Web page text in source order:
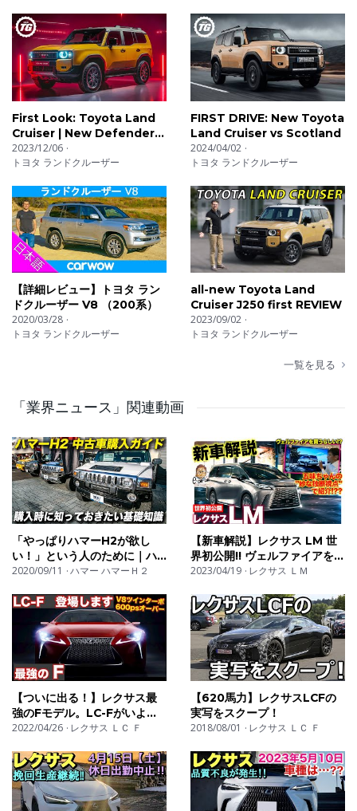
📩 コメントも大歓迎！皆さんのご意見・ご感想をぜひお
聞かせください！
📅 新作動画は毎週更新中！
📍 人気の動画もぜひチェック！
▶️ https://www.youtube.com/watch?
v=CjImm97RkOQ&t=5s
#車の雑誌 #クルマ好きと繋がりたい #試乗レビュー #新
型車 #カーライ
First Look: Toyota Land
Cruiser | New Defender
Rival
2023/12/06
トヨタ ランドクルーザー
FIRST DRIVE: New Toyota
Land Cruiser vs Scotland
2024/04/02
トヨタ ランドクルーザー
【詳細レビュー】トヨタ ラン
ドクルーザー V8 （200系）
2020/03/28
トヨタ ランドクルーザー
all-new Toyota Land
Cruiser J250 first REVIEW
2023/09/02
トヨタ ランドクルーザー
一覧を見る
「業界ニュース」関連動画
「やっぱりハマーH2が欲し
い！」という人のために｜ハ
マーH2購入ガイド
2020/09/11 ハマー ハマーＨ２
【新車解説】レクサス LM 世
界初公開!! ヴェルファイアを買
う（らしい!?）五味ちゃん
CarLife with 五味やすたか
2023/04/19 レクサス ＬＭ
【ついに出る！】レクサス最
強のFモデル。LC-Fがいよい
よ発売開始か。LEXUS
2022/04/26 レクサス ＬＣ Ｆ
【620馬力】レクサスLCFの
実写をスクープ！
2018/08/01 レクサス ＬＣ Ｆ